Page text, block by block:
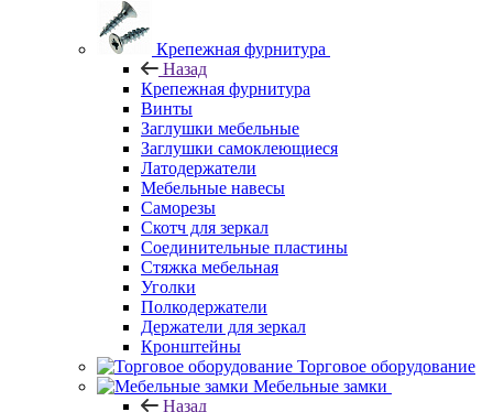
Крепежная фурнитура
Назад
Крепежная фурнитура
Винты
Заглушки мебельные
Заглушки самоклеющиеся
Латодержатели
Мебельные навесы
Саморезы
Скотч для зеркал
Соединительные пластины
Стяжка мебельная
Уголки
Полкодержатели
Держатели для зеркал
Кронштейны
Торговое оборудование
Мебельные замки
Назад